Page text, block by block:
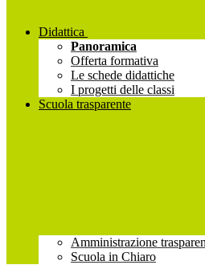
Didattica
Panoramica
Offerta formativa
Le schede didattiche
I progetti delle classi
Scuola trasparente
Amministrazione
Scuola in Chiaro